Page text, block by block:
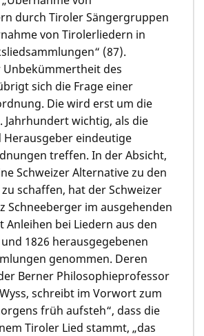
durch Tiroler Sängergruppen
von Tirolerliedern in
(87).
Unbekümmertheit des
sich die Frage einer
Die wird erst um die
Jahrhundert wichtig, als die
Herausgeber eindeutige
treffen. In der Absicht,
Schweizer Alternative zu den
schaffen, hat der Schweizer
Schneeberger im ausgehenden
Anleihen bei Liedern aus den
1826 herausgegebenen
genommen. Deren
Berner Philosophieprofessor
schreibt im Vorwort zum
früh aufsteh“, dass die
Tiroler Lied stammt, „das